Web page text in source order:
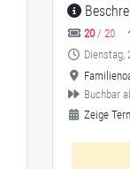
20 / 20
Dienstag,
Buchbar
Zeige